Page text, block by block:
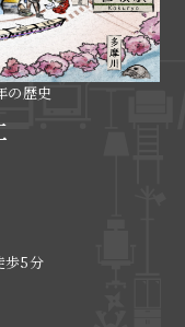
の歴史
歩5分